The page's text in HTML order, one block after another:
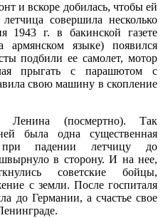
и вскоре добилась, чтобы ей
совершила несколько
г. в бакинской газете
армянском языке) появился
подбили ее самолет, мотор
прыгать с парашютом с
свою машину в скопление
Ленина (посмертно). Так
была одна существенная
при падении летчицу до
в сторону. И на нее,
советские бойцы,
с земли. После госпиталя
до Германии, а счастье свое